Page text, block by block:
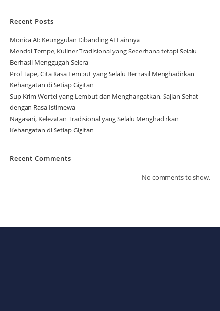
Recent Posts
Monica AI: Keunggulan Dibanding AI Lainnya
Mendol Tempe, Kuliner Tradisional yang Sederhana tetapi Selalu
Berhasil Menggugah Selera
Prol Tape, Cita Rasa Lembut yang Selalu Berhasil Menghadirkan
Kehangatan di Setiap Gigitan
Sup Krim Wortel yang Lembut dan Menghangatkan, Sajian Sehat
dengan Rasa Istimewa
Nagasari, Kelezatan Tradisional yang Selalu Menghadirkan
Kehangatan di Setiap Gigitan
Recent Comments
No comments to show.